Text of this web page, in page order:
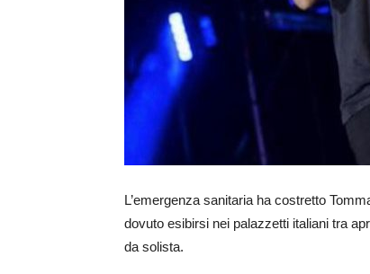
L’emergenza sanitaria ha costretto
dovuto esibirsi nei palazzetti italiani tra
da solista.